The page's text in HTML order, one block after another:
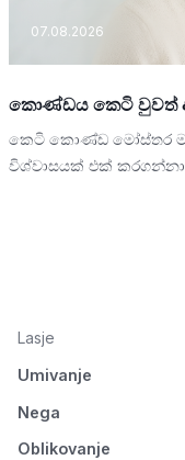
07.08.2026
කොණ්ඩය කෙටි වුවත්
කෙටි කොණ්ඩ මෝස්තර
විශ්වාසයක් එක්
Lasje
Umivanje
Nega
Oblikovanje